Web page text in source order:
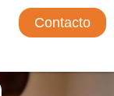
Contacto